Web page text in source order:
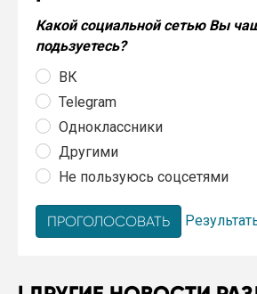
Какой социальной сетью Вы
подьзуетесь?
ВК
Telegram
Одноклассники
Другими
Не пользуюсь соцсетями